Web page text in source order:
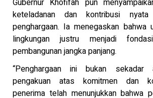
keteladanan dan kontribusi
penghargaan. Ia menegaskan bahwa
lingkungan justru menjadi
pembangunan jangka panjang.
“Penghargaan ini bukan sekadar
pengakuan atas komitmen dan
penerima telah menunjukkan bahwa